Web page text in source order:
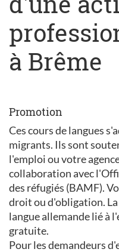
à Brême
Promotion
Ces cours de langues
migrants. Ils sont
l'emploi ou votre
collaboration avec
des réfugiés (BAMF).
droit ou d'obligation.
langue allemande lié à
gratuite.
Pour les demandeurs